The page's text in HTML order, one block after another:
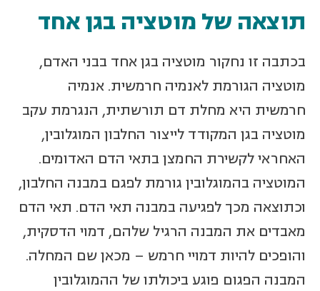
תוצאה של מוטציה בגן אחד
בכתבה זו נחקור מוטציה בגן אחד בבני האדם,
מוטציה הגורמת לאנמיה חרמשית. אנמיה
חרמשית היא מחלת דם תורשתית, הנגרמת עקב
מוטציה בגן המקודד לייצור החלבון המוגלובין,
האחראי לקשירת החמצן בתאי הדם האדומים.
המוטציה בהמוגלובין גורמת לפגם במבנה החלבון,
וכתוצאה מכך לפגיעה במבנה תאי הדם. תאי הדם
מאבדים את המבנה הרגיל שלהם, דמוי הדסקית,
והופכים להיות דמויי חרמש – מכאן שם המחלה.
המבנה הפגום פוגע ביכולתו של ההמוגלובין